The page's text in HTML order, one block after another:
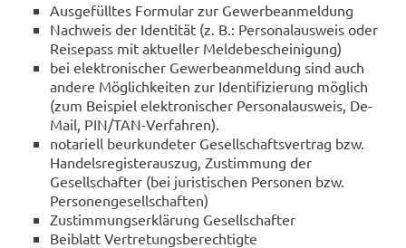
Ausgefülltes Formular zur Gewerbeanmeldung
Nachweis der Identität (z. B.: Personalausweis oder
Reisepass mit aktueller Meldebescheinigung)
bei elektronischer Gewerbeanmeldung sind auch
andere Möglichkeiten zur Identifizierung möglich
(zum Beispiel elektronischer Personalausweis, De-
Mail, PIN/TAN-Verfahren).
notariell beurkundeter Gesellschaftsvertrag bzw.
Handelsregisterauszug, Zustimmung der
Gesellschafter (bei juristischen Personen bzw.
Personengesellschaften)
Zustimmungserklärung Gesellschafter
Beiblatt Vertretungsberechtigte